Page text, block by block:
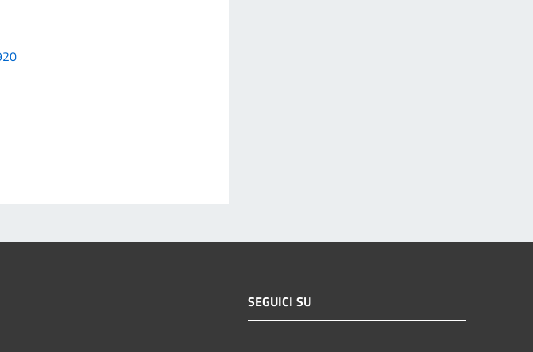
SEGUICI SU